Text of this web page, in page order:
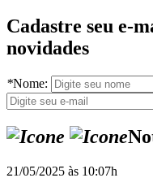
Cadastre seu e-
novidades
*Nome:
21/05/2025 às 10:07h